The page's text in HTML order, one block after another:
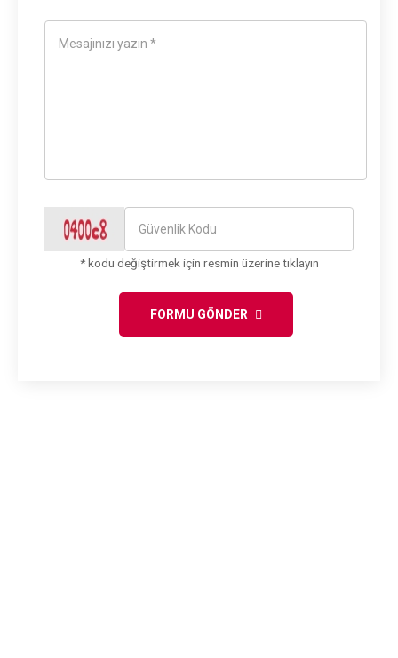
* kodu değiştirmek için resmin üzerine tıklayın
FORMU GÖNDER